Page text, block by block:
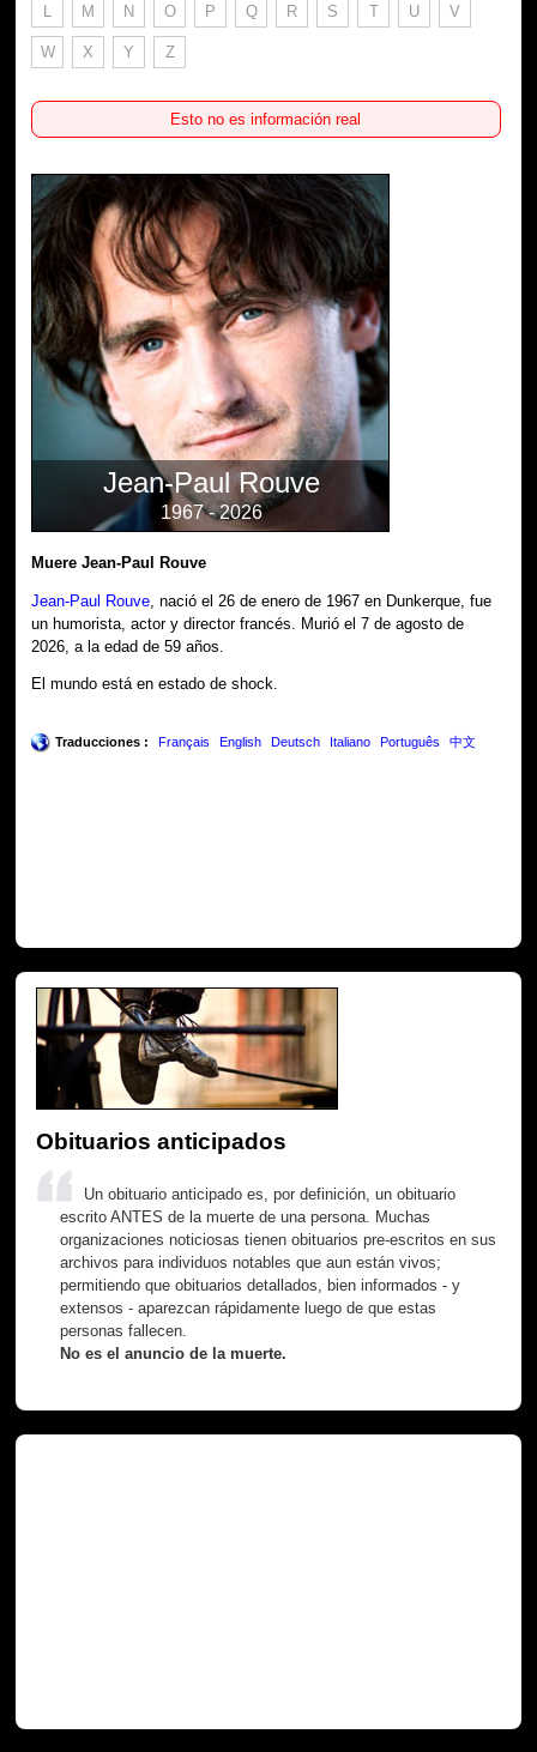
L M N O P Q R S T U V
W X Y Z
Esto no es información real
Jean-Paul Rouve
1967 - 2026
Muere Jean-Paul Rouve
Jean-Paul Rouve , nació el 26 de enero de 1967 en Dunkerque, fue
un humorista, actor y director francés. Murió el 7 de agosto de
2026, a la edad de 59 años.
El mundo está en estado de shock.
Traducciones : Français English Deutsch Italiano Português 中文
Obituarios anticipados
Un obituario anticipado es, por definición, un obituario
escrito ANTES de la muerte de una persona. Muchas
organizaciones noticiosas tienen obituarios pre-escritos en sus
archivos para individuos notables que aun están vivos;
permitiendo que obituarios detallados, bien informados - y
extensos - aparezcan rápidamente luego de que estas
personas fallecen.
No es el anuncio de la muerte.